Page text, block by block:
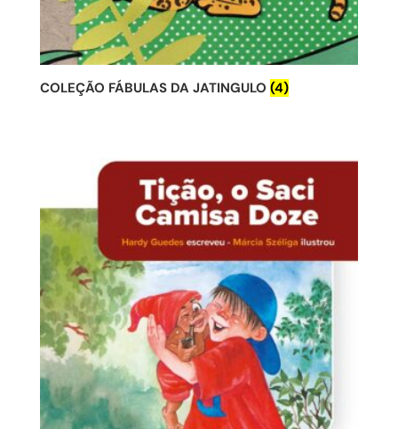
COLEÇÃO FÁBULAS DA JATINGULO (4)